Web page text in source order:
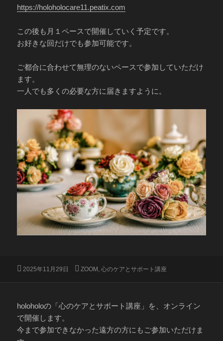
https://holoholocare11.peatix.com
この後も月１ペースで開催していく予定です。
お好きな回だけでも参加可能です。
ご都合に合わせて無理のないペースで参加していただけ
ます。
一人でも多くの必要な方に届きますように。
投
2025年11月29日
カ
ー
ZOOM ,心のケアとサポート講座
holoholoの「心のケアとサポート講座」を、オンライン
で開催します。
今まで参加できなかった遠方の方にもご参加いただけま